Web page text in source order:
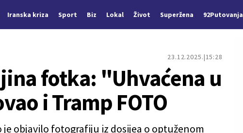
Iranska kriza Sport Biz Lokal Život Superžena 92Putovanja
23.12.2025. 15:28
fotka: "Uhvaćena u
i Tramp FOTO
je objavilo fotografiju iz dosijea o optuženom